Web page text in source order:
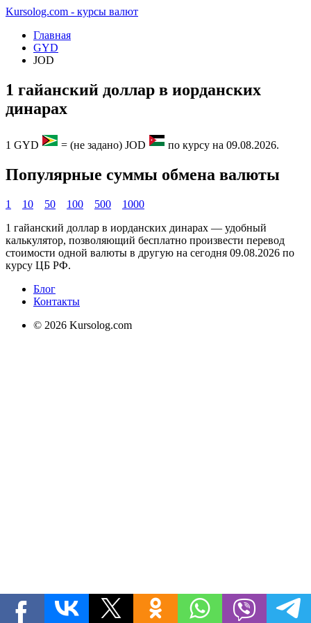
Kursolog.com - курсы валют
Главная
GYD
JOD
1 гайанский доллар в иорданских
динарах
1 GYD = (не задано) JOD по курсу на 09.08.2026.
Популярные суммы обмена валюты
1 10 50 100 500
1000
1 гайанский доллар в иорданских динарах — удобный
калькулятор, позволяющий бесплатно произвести перевод
стоимости одной валюты в другую на сегодня 09.08.2026 по
курсу ЦБ РФ.
Блог
Контакты
© 2026 Kursolog.com